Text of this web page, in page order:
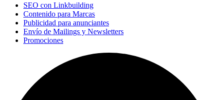
SEO con Linkbuilding
Contenido para Marcas
Publicidad para anunciantes
Envío de Mailings y Newsletters
Promociones